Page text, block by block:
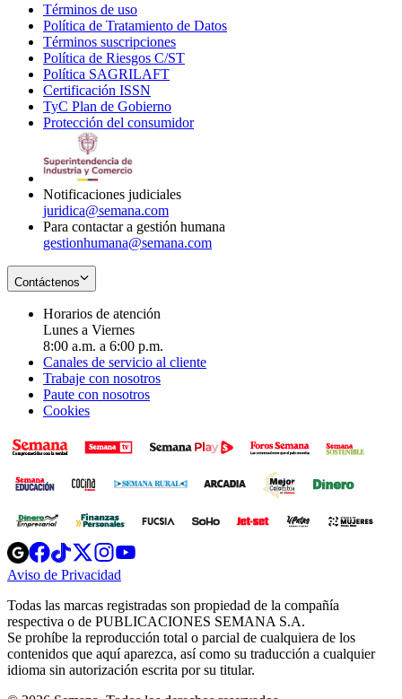
Términos de uso
in
new
window
Política de Tratamiento de Datos
Términos suscripciones
in
Política de Riesgos C/ST
Política SAGRILAFT
new
window
Certificación ISSN
in
new
TyC Plan de Gobierno
in
Protección del consumidorOpens
Notificaciones judiciales
juridica@semana.com
Para contactar a gestión humana
gestionhumana@semana.com
Contáctenos
Horarios de atención
Lunes a Viernes
8:00 a.m. a 6:00 p.m.
Canales de servicio al cliente
Trabaje con nosotros
Paute con nosotros
Cookies
Opens
in
new
Opens
in
new
Opens
in
new
window
Opens
new
windowwindow
Aviso de Privacidad
new
window
Todas las marcas registradas son propiedad de la compañía
respectiva o de PUBLICACIONES SEMANA S.A.
Se prohíbe la reproducción total o parcial de cualquiera de los
contenidos que aquí aparezca, así como su traducción a cualquier
idioma sin autorización escrita por su titular.